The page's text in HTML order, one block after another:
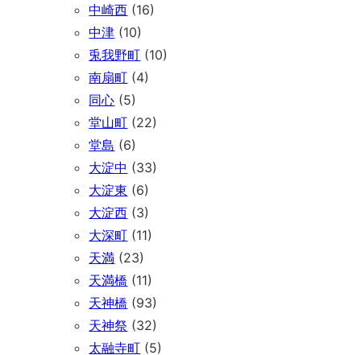
中崎西 (16)
中津 (10)
兎我野町 (10)
南扇町 (4)
同心 (5)
堂山町 (22)
堂島 (6)
大淀中 (33)
大淀東 (6)
大淀西 (3)
大深町 (11)
天満 (23)
天満橋 (11)
天神橋 (93)
天神祭 (32)
太融寺町 (5)